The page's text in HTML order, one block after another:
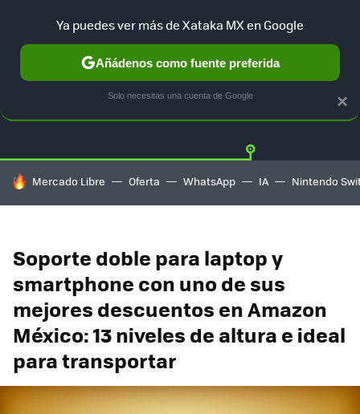
GUÍA DE COMPRAS MERCADO LIBRE
HOY SE HABLA DE
Mercado Libre Oferta WhatsApp IA Nintendo
Soporte doble para laptop y
smartphone con uno de sus
mejores descuentos en Amazon
México: 13 niveles de altura e ideal
para transportar
×
Ya puedes ver más de Xataka MX en Google
Añádenos como fuente preferida
Solo necesitas una cuenta de Google